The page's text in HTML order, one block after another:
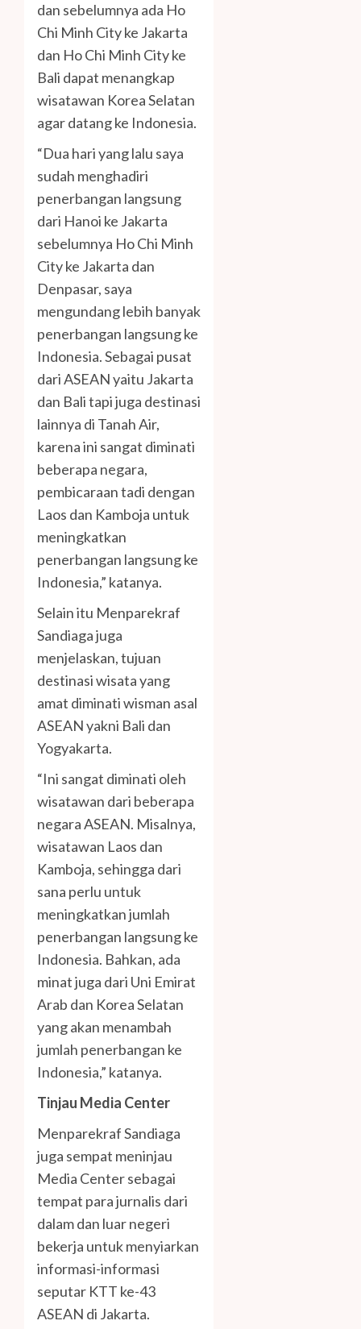
dan sebelumnya ada Ho
Chi Minh City ke Jakarta
dan Ho Chi Minh City ke
Bali dapat menangkap
wisatawan Korea Selatan
agar datang ke Indonesia.
“Dua hari yang lalu saya
sudah menghadiri
penerbangan langsung
dari Hanoi ke Jakarta
sebelumnya Ho Chi Minh
City ke Jakarta dan
Denpasar, saya
mengundang lebih banyak
penerbangan langsung ke
Indonesia. Sebagai pusat
dari ASEAN yaitu Jakarta
dan Bali tapi juga destinasi
lainnya di Tanah Air,
karena ini sangat diminati
beberapa negara,
pembicaraan tadi dengan
Laos dan Kamboja untuk
meningkatkan
penerbangan langsung ke
Indonesia,” katanya.
Selain itu Menparekraf
Sandiaga juga
menjelaskan, tujuan
destinasi wisata yang
amat diminati wisman asal
ASEAN yakni Bali dan
Yogyakarta.
“Ini sangat diminati oleh
wisatawan dari beberapa
negara ASEAN. Misalnya,
wisatawan Laos dan
Kamboja, sehingga dari
sana perlu untuk
meningkatkan jumlah
penerbangan langsung ke
Indonesia. Bahkan, ada
minat juga dari Uni Emirat
Arab dan Korea Selatan
yang akan menambah
jumlah penerbangan ke
Indonesia,” katanya.
Tinjau Media Center
Menparekraf Sandiaga
juga sempat meninjau
Media Center sebagai
tempat para jurnalis dari
dalam dan luar negeri
bekerja untuk menyiarkan
informasi-informasi
seputar KTT ke-43
ASEAN di Jakarta.